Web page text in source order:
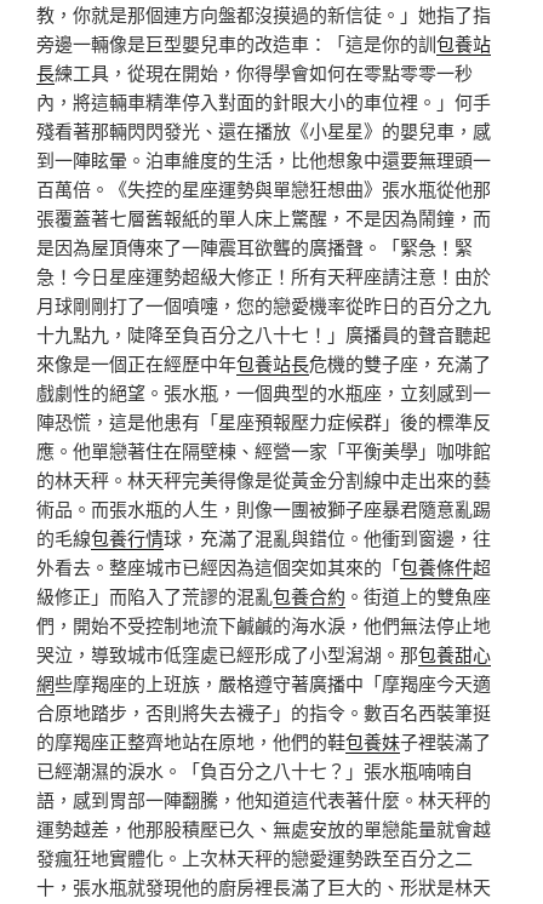
教，你就是那個連方向盤都沒摸過的新信徒。」她指了指
旁邊一輛像是巨型嬰兒車的改造車：「這是你的訓包養站
長練工具，從現在開始，你得學會如何在零點零零一秒
內，將這輛車精準停入對面的針眼大小的車位裡。」何手
殘看著那輛閃閃發光、還在播放《小星星》的嬰兒車，感
到一陣眩暈。泊車維度的生活，比他想象中還要無理頭一
百萬倍。《失控的星座運勢與單戀狂想曲》張水瓶從他那
張覆蓋著七層舊報紙的單人床上驚醒，不是因為鬧鐘，而
是因為屋頂傳來了一陣震耳欲聾的廣播聲。「緊急！緊
急！今日星座運勢超級大修正！所有天秤座請注意！由於
月球剛剛打了一個噴嚏，您的戀愛機率從昨日的百分之九
十九點九，陡降至負百分之八十七！」廣播員的聲音聽起
來像是一個正在經歷中年包養站長危機的雙子座，充滿了
戲劇性的絕望。張水瓶，一個典型的水瓶座，立刻感到一
陣恐慌，這是他患有「星座預報壓力症候群」後的標準反
應。他單戀著住在隔壁棟、經營一家「平衡美學」咖啡館
的林天秤。林天秤完美得像是從黃金分割線中走出來的藝
術品。而張水瓶的人生，則像一團被獅子座暴君隨意亂踢
的毛線包養行情球，充滿了混亂與錯位。他衝到窗邊，往
外看去。整座城市已經因為這個突如其來的「包養條件超
級修正」而陷入了荒謬的混亂包養合約 。街道上的雙魚座
們，開始不受控制地流下鹹鹹的海水淚，他們無法停止地
哭泣，導致城市低窪處已經形成了小型潟湖。那包養甜心
網些摩羯座的上班族，嚴格遵守著廣播中「摩羯座今天適
合原地踏步，否則將失去襪子」的指令。數百名西裝筆挺
的摩羯座正整齊地站在原地，他們的鞋包養妹子裡裝滿了
已經潮濕的淚水。「負百分之八十七？」張水瓶喃喃自
語，感到胃部一陣翻騰，他知道這代表著什麼。林天秤的
運勢越差，他那股積壓已久、無處安放的單戀能量就會越
發瘋狂地實體化。上次林天秤的戀愛運勢跌至百分之二
十，張水瓶就發現他的廚房裡長滿了巨大的、形狀是林天